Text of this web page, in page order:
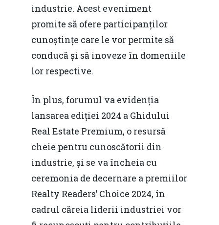
industrie. Acest eveniment
promite să ofere participanților
cunoștințe care le vor permite să
conducă și să inoveze în domeniile
lor respective.
În plus, forumul va evidenția
lansarea ediției 2024 a Ghidului
Real Estate Premium, o resursă
cheie pentru cunoscătorii din
industrie, și se va încheia cu
ceremonia de decernare a premiilor
Realty Readers’ Choice 2024, în
cadrul căreia liderii industriei vor